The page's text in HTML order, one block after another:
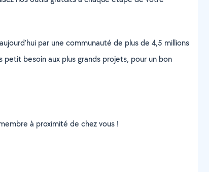
par une communauté de plus de 4,5 millions
besoin aux plus grands projets, pour un bon
à proximité de chez vous !